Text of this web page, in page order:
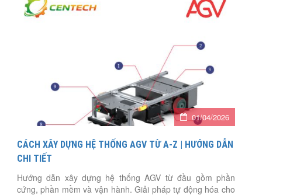
01/04/2026
CÁCH XÂY DỰNG HỆ THỐNG AGV TỪ A-Z | HƯỚNG DẪN
CHI TIẾT
Hướng dẫn xây dựng hệ thống AGV từ đầu gồm phần
cứng, phần mềm và vận hành. Giải pháp tự động hóa cho